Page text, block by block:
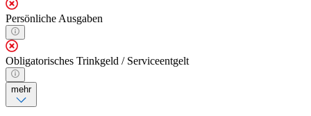
Persönliche Ausgaben
Obligatorisches Trinkgeld / Serviceentgelt
mehr